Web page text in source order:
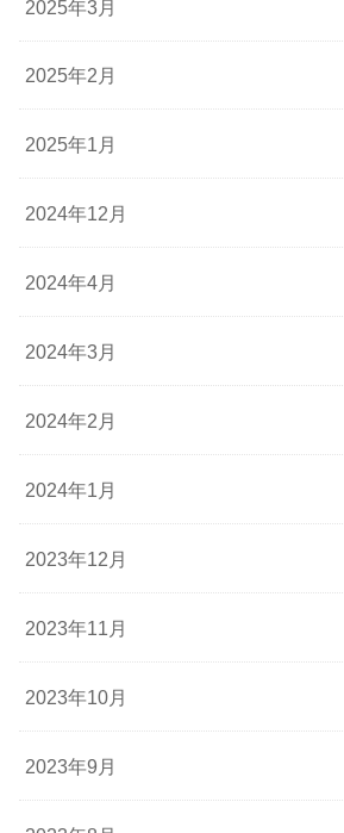
2025年3月
2025年2月
2025年1月
2024年12月
2024年4月
2024年3月
2024年2月
2024年1月
2023年12月
2023年11月
2023年10月
2023年9月